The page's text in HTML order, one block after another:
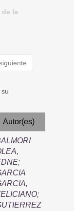
de la
Autor(es)
;
;